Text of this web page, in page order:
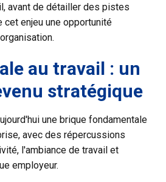
avant de détailler des pistes
enjeu une opportunité
au travail : un
stratégique
une brique fondamentale
avec des répercussions
l'ambiance de travail et
employeur.